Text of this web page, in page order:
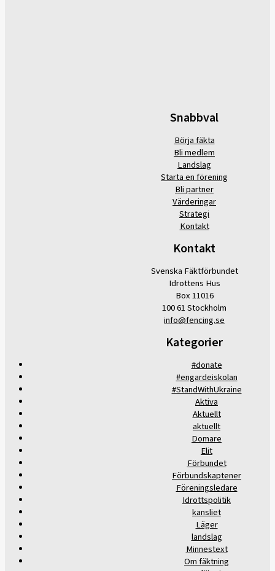
Snabbval
Börja fäkta
Bli medlem
Landslag
Starta en förening
Bli partner
Värderingar
Strategi
Kontakt
Kontakt
Svenska Fäktförbundet
Idrottens Hus
Box 11016
100 61 Stockholm
info@fencing.se
Kategorier
#donate
#engardeiskolan
#StandWithUkraine
Aktiva
Aktuellt
aktuellt
Domare
Elit
Förbundet
Förbundskaptener
Föreningsledare
Idrottspolitik
kansliet
Läger
landslag
Minnestext
Om fäktning